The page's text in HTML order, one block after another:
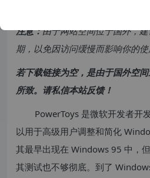
注意：由于网站空间位于国外，
期，以免因访问缓慢而影响你的使
若下载链接为空，是由于国外空
所致。请私信本站反馈！
PowerToys 是微软开发者开
以用于高级用户调整和简化
其最早出现在 Windows 95 中，
其测试也不够彻底。到了